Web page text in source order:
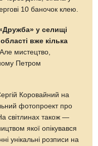
10 баночок клею.
у селищі
вже кілька
Але мистецтво,
Петром
Коровайний на
фотопроект про
світлинах також —
якої опікувався
унікальні розписи на